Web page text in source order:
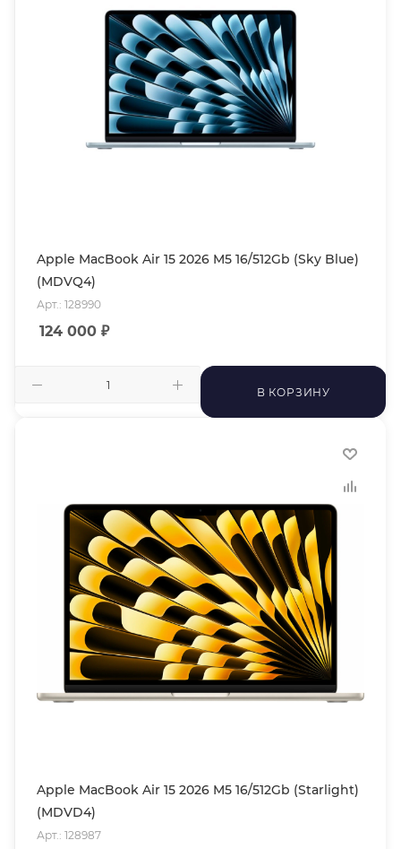
Apple MacBook Air 15 2026 M5 16/512Gb (Sky Blue)
(MDVQ4)
Арт.: 128990
124 000 ₽
В КОРЗИНУ
Apple MacBook Air 15 2026 M5 16/512Gb (Starlight)
(MDVD4)
Арт.: 128987